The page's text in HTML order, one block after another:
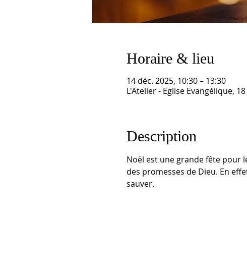
Horaire & lieu
14 déc. 2025, 10:30 – 13:30
L'Atelier - Eglise Evangélique,
Description
Noël est une grande fête pour
des promesses de Dieu. En
sauver.